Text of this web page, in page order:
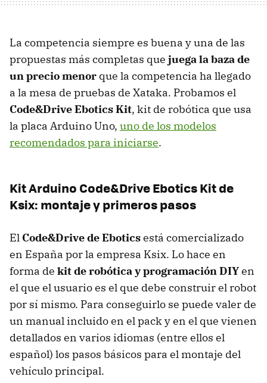
La competencia siempre es buena y una de las
propuestas más completas que juega la baza de
un precio menor que la competencia ha llegado
a la mesa de pruebas de Xataka. Probamos el
Code&Drive Ebotics Kit, kit de robótica que usa
la placa Arduino Uno, uno de los modelos
recomendados para iniciarse.
Kit Arduino Code&Drive Ebotics Kit de
Ksix: montaje y primeros pasos
El Code&Drive de Eboticsestá comercializado
en España por la empresa Ksix. Lo hace en
forma de kit de robótica y programación DIYen
el que el usuario es el que debe construir el robot
por sí mismo. Para conseguirlo se puede valer de
un manual incluido en el pack y en el que vienen
detallados en varios idiomas (entre ellos el
español) los pasos básicos para el montaje del
vehículo principal.